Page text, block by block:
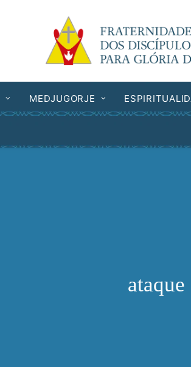
MEDJUGORJE
ataque